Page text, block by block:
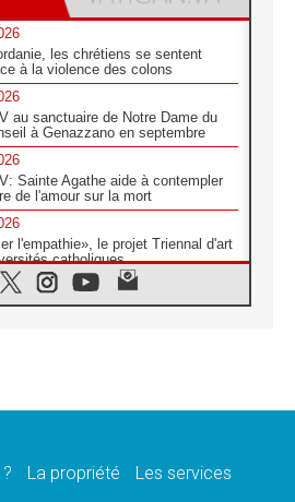
les chrétiens se sentent
à la violence des colons
au sanctuaire de Notre Dame du
à Genazzano en septembre
Sainte Agathe aide à contempler
de l'amour sur la mort
l'empathie», le projet Triennal d'art
catholiques
donner la parole aux religieuses
La propriété
Les services